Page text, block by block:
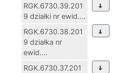
RGK.6730.39.201
9 działki nr ewid....
RGK.6730.38.201
9 działka nr
ewid....
RGK.6730.37.201